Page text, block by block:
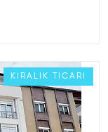
KIRALIK TICARI